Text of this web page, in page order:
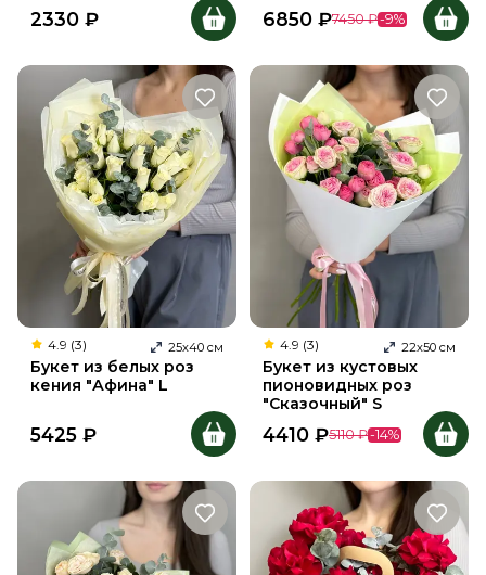
2330 ₽ 6850 ₽7450 ₽-9%
4.9 (3) 25х40 см
Букет из белых роз
кения "Афина" L
5425 ₽
4.9 (3) 22х50 см
Букет из кустовых
пионовидных роз
"Сказочный" S
4410 ₽5110 ₽-14%